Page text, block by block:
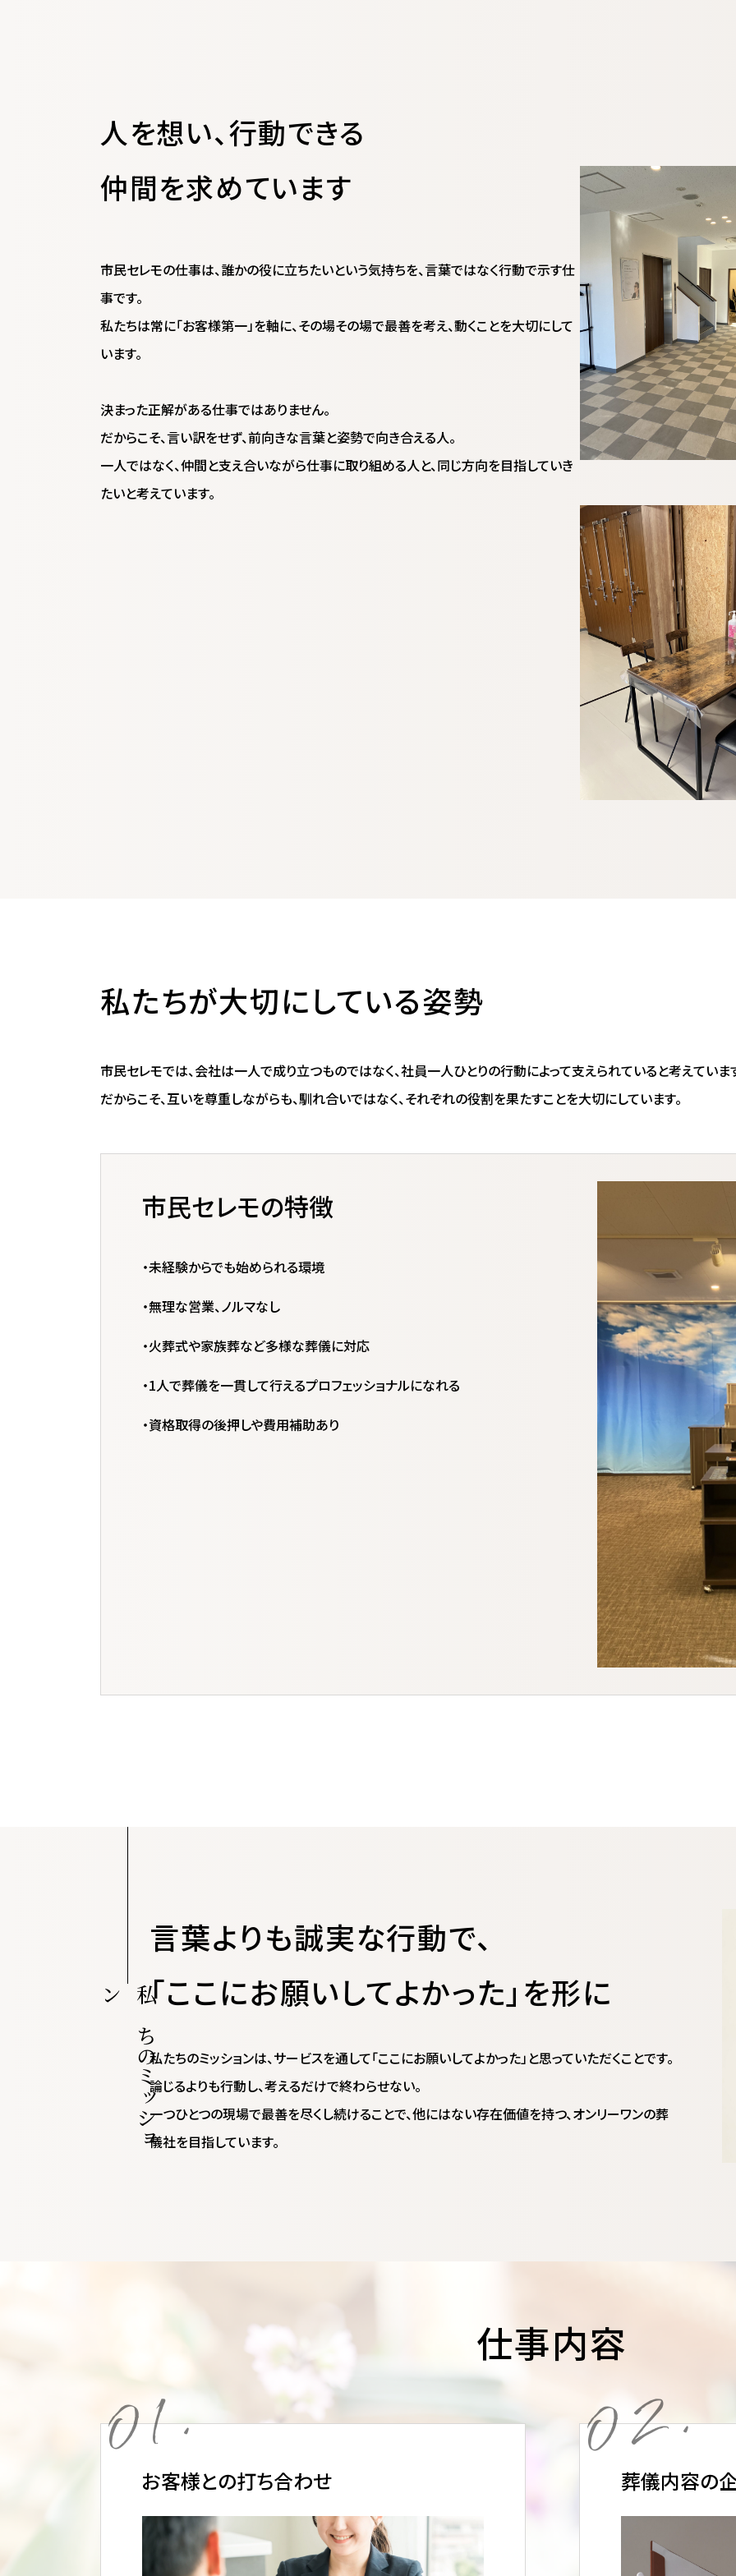
人を想い、行動できる
仲間を求めています
市民セレモの仕事は、誰かの役に立ちたいという気持ちを、言葉ではなく行動で示す仕
事です。
私たちは常に「お客様第一」を軸に、その場その場で最善を考え、動くことを大切にして
います。
決まった正解がある仕事ではありません。
だからこそ、言い訳をせず、前向きな言葉と姿勢で向き合える人。
一人ではなく、仲間と支え合いながら仕事に取り組める人と、同じ方向を目指していき
たいと考えています。
私たちが大切にしている姿勢
市民セレモでは、会社は一人で成り立つものではなく、社員一人ひとりの行動によって支えられていると考えていま
だからこそ、互いを尊重しながらも、馴れ合いではなく、それぞれの役割を果たすことを大切にしています。
市民セレモの特徴
・未経験からでも始められる環境
・無理な営業、ノルマなし
・火葬式や家族葬など多様な葬儀に対応
・1人で葬儀を一貫して行えるプロフェッショナルになれる
・資格取得の後押しや費用補助あり
私
た
ち
の
ミ
ッ
シ
ョ
ン
言葉よりも誠実な行動で、
「ここにお願いしてよかった」を形に
私たちのミッションは、サービスを通して「ここにお願いしてよかった」と思っていただくことです。
論じるよりも行動し、考えるだけで終わらせない。
一つひとつの現場で最善を尽くし続けることで、他にはない存在価値を持つ、オンリーワンの葬
儀社を目指しています。
仕事内容
01.
お客様との打ち合わせ 02.
葬儀内容の